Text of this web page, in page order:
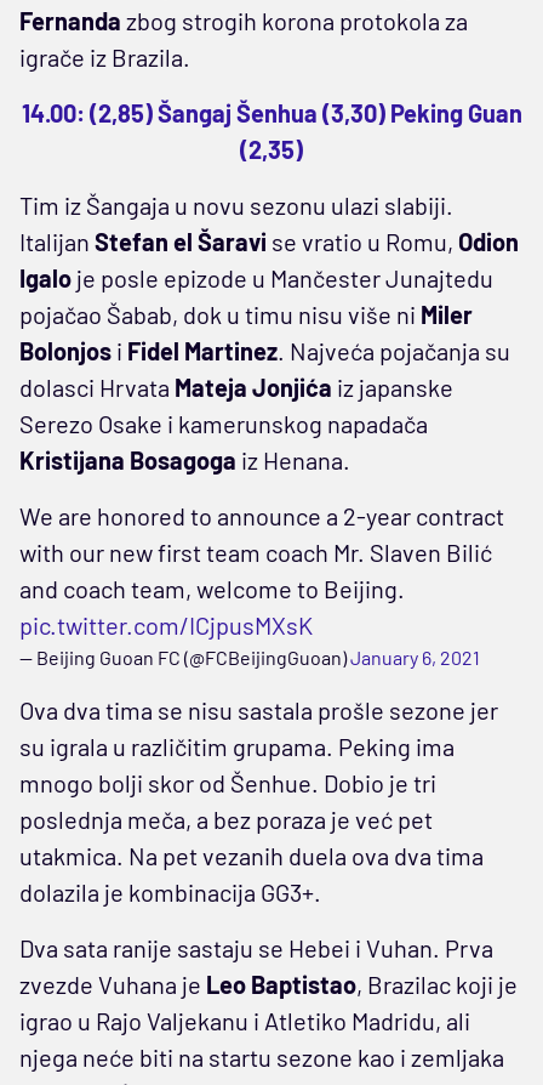
Fernanda zbog strogih korona protokola za
igrače iz Brazila.
14.00: (2,85) Šangaj Šenhua (3,30) Peking Guan
(2,35)
Tim iz Šangaja u novu sezonu ulazi slabiji.
Italijan Stefan el Šaravi se vratio u Romu, Odion
Igalo je posle epizode u Mančester Junajtedu
pojačao Šabab, dok u timu nisu više ni Miler
Bolonjos i Fidel Martinez. Najveća pojačanja su
dolasci Hrvata Mateja Jonjića iz japanske
Serezo Osake i kamerunskog napadača
Kristijana Bosagoga iz Henana.
We are honored to announce a 2-year contract
with our new first team coach Mr. Slaven Bilić
and coach team, welcome to Beijing.
pic.twitter.com/ICjpusMXsK
— Beijing Guoan FC (@FCBeijingGuoan)January 6, 2021
Ova dva tima se nisu sastala prošle sezone jer
su igrala u različitim grupama. Peking ima
mnogo bolji skor od Šenhue. Dobio je tri
poslednja meča, a bez poraza je već pet
utakmica. Na pet vezanih duela ova dva tima
dolazila je kombinacija GG3+.
Dva sata ranije sastaju se Hebei i Vuhan. Prva
zvezde Vuhana je Leo Baptistao, Brazilac koji je
igrao u Rajo Valjekanu i Atletiko Madridu, ali
njega neće biti na startu sezone kao i zemljaka